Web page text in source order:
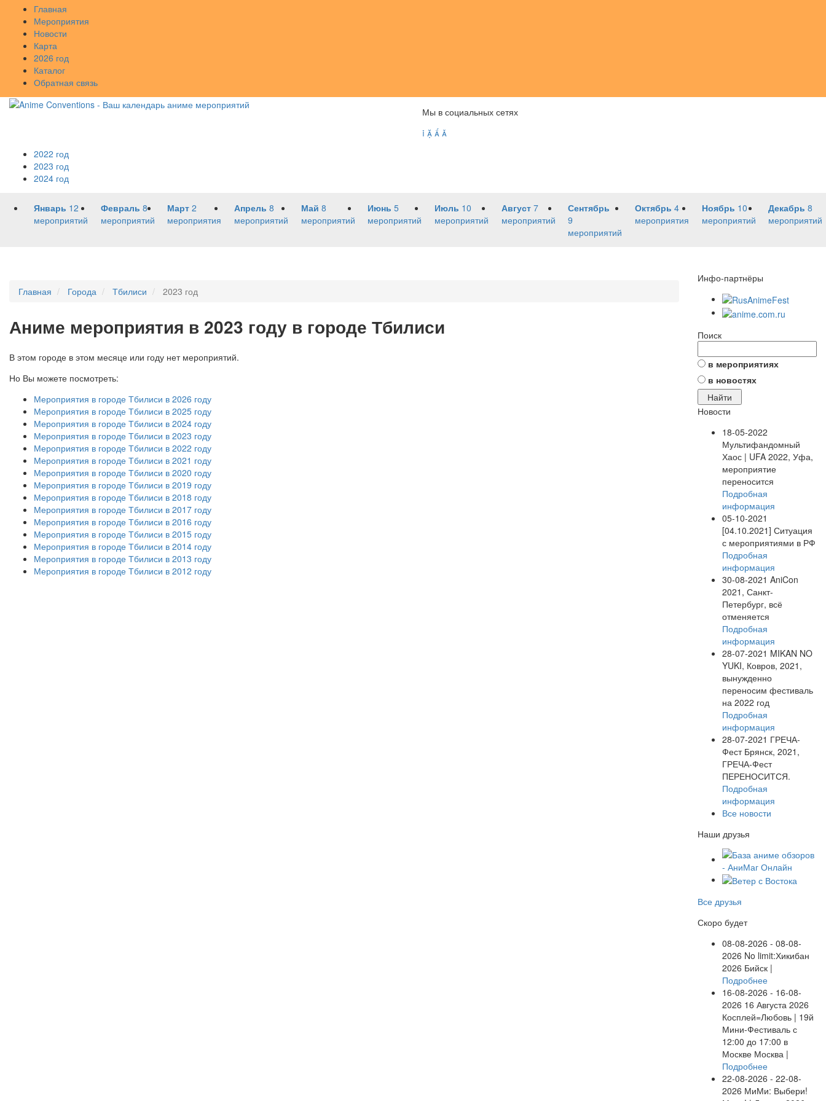
Главная
Мероприятия
Новости
Карта
2026 год
Каталог
Обратная связь
Мы в социальных сетях
   
2022 год
2023 год
2024 год
Январь 12
мероприятий
Февраль 8
мероприятий
Март 2
мероприятия
Апрель 8
мероприятий
Май 8
мероприятий
Июнь 5
мероприятий
Июль 10
мероприятий
Август 7
мероприятий
Сентябрь
9
мероприятий
Октябрь 4
мероприятия
Ноябрь 10
мероприятий
Декабрь 8
мероприятий
Главная Города Тбилиси 2023 год
Аниме мероприятия в 2023 году в городе Тбилиси
В этом городе в этом месяце или году нет мероприятий.
Но Вы можете посмотреть:
Мероприятия в городе Тбилиси в 2026 году
Мероприятия в городе Тбилиси в 2025 году
Мероприятия в городе Тбилиси в 2024 году
Мероприятия в городе Тбилиси в 2023 году
Мероприятия в городе Тбилиси в 2022 году
Мероприятия в городе Тбилиси в 2021 году
Мероприятия в городе Тбилиси в 2020 году
Мероприятия в городе Тбилиси в 2019 году
Мероприятия в городе Тбилиси в 2018 году
Мероприятия в городе Тбилиси в 2017 году
Мероприятия в городе Тбилиси в 2016 году
Мероприятия в городе Тбилиси в 2015 году
Мероприятия в городе Тбилиси в 2014 году
Мероприятия в городе Тбилиси в 2013 году
Мероприятия в городе Тбилиси в 2012 году
Инфо-партнёры
Поиск
в мероприятиях
в новостях
Новости
18-05-2022
Мультифандомный
Хаос | UFA 2022, Уфа,
мероприятие
переносится
Подробная
информация
05-10-2021
[04.10.2021] Ситуация
с мероприятиями в РФ
Подробная
информация
30-08-2021 AniCon
2021, Санкт-
Петербург, всё
отменяется
Подробная
информация
28-07-2021 MIKAN NO
YUKI, Ковров, 2021,
вынужденно
переносим фестиваль
на 2022 год
Подробная
информация
28-07-2021 ГРЕЧА-
Фест Брянск, 2021,
ГРЕЧА-Фест
ПЕРЕНОСИТСЯ.
Подробная
информация
Все новости
Наши друзья
Все друзья
Скоро будет
08-08-2026 - 08-08-
2026 No limit:Хикибан
2026 Бийск |
Подробнее
16-08-2026 - 16-08-
2026 16 Августа 2026
Косплей=Любовь | 19й
Мини-Фестиваль с
12:00 до 17:00 в
Москве Москва |
Подробнее
22-08-2026 - 22-08-
2026 МиМи: Выбери!